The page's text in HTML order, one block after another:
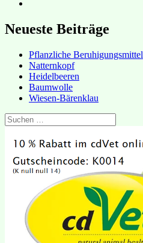
Instagram
Neueste Beiträge
Pflanzliche Beruhigungsmittel
Natternkopf
Heidelbeeren
Baumwolle
Wiesen-Bärenklau
Suchen
nach: